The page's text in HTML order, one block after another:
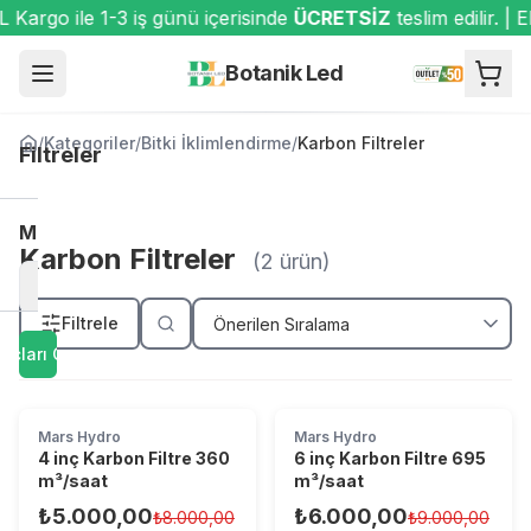
ile 1-3 iş günü içerisindeÜCRETSİZteslim edilir. |
Botanik Led
/Kategoriler/Bitki İklimlendirme/Karbon Filtreler
Filtreler
Karbon Filtreler (2 ürün)
Filtrele
Mars Hydro
4 inç Karbon Filtre 360
m³/saat
₺5.000,00₺8.000,00
Mars Hydro
6 inç Karbon Filtre 695
m³/saat
₺6.000,00₺9.000,00
Filtreler
Marka
Kategori
Filtreler
Göster